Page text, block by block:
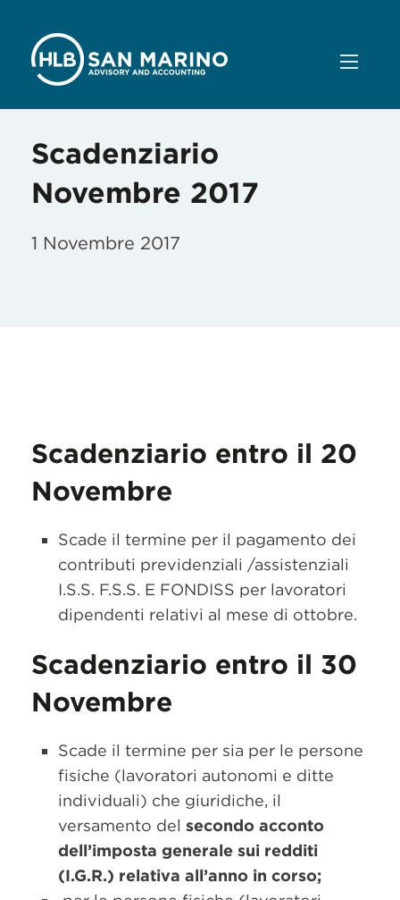
Scadenziario
Novembre 2017
1 Novembre 2017
Scadenziario entro il 20
Novembre
Scade il termine per il pagamento dei
contributi previdenziali /assistenziali
I.S.S. F.S.S. E FONDISS per lavoratori
dipendenti relativi al mese di ottobre.
Scadenziario entro il 30
Novembre
Scade il termine per sia per le persone
fisiche (lavoratori autonomi e ditte
individuali) che giuridiche, il
versamento del secondo acconto
dell’imposta generale sui redditi
(I.G.R.) relativa all’anno in corso;